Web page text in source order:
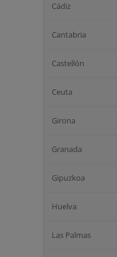
Cádiz
Cantabria
Castellón
Ceuta
Girona
Granada
Gipuzkoa
Huelva
Las Palmas